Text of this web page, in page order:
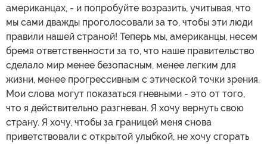
американцах, - и попробуйте возразить, учитывая, что
мы сами дважды проголосовали за то, чтобы эти люди
правили нашей страной! Теперь мы, американцы, несем
бремя ответственности за то, что наше правительство
сделало мир менее безопасным, менее легким для
жизни, менее прогрессивным с этической точки зрения.
Мои слова могут показаться гневными - это от того,
что я действительно разгневан. Я хочу вернуть свою
страну. Я хочу, чтобы за границей меня снова
приветствовали с открытой улыбкой, не хочу сгорать